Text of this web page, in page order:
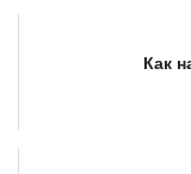
Как